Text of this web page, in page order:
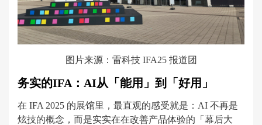
图片来源：雷科技 IFA25 报道团
务实的IFA：AI从「能用」到「好用」
在 IFA 2025 的展馆里，最直观的感受就是：AI 不再是
炫技的概念，而是实实在在改善产品体验的「幕后大